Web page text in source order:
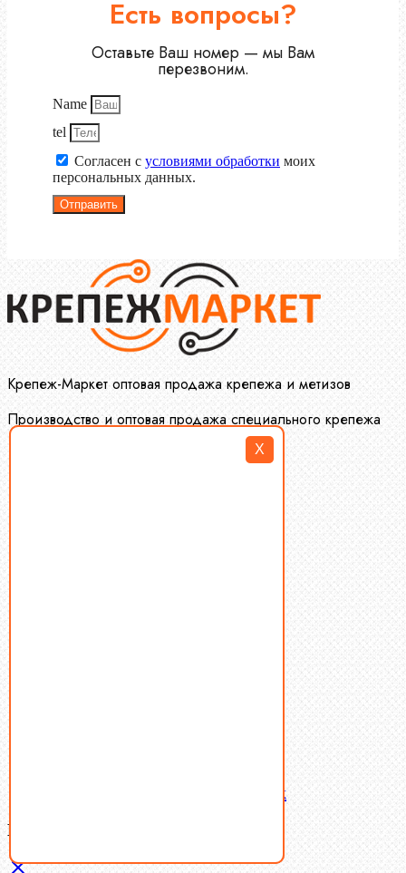
X
Есть вопросы?
Оставьте Ваш номер — мы Вам
перезвоним.
Name
tel
Согласен с условиями обработки моих
персональных данных.
Отправить
Крепеж-Маркет оптовая продажа крепежа и метизов
Производство и оптовая продажа специального крепежа
Латунный и бронзовый крепеж
Ваша корзина